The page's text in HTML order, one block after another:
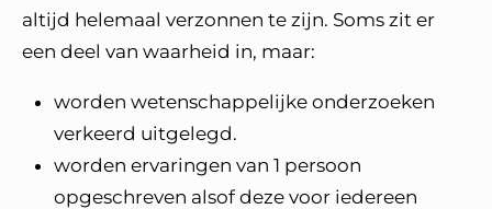
altijd helemaal verzonnen te zijn. Soms zit er
een deel van waarheid in, maar:
worden wetenschappelijke onderzoeken
verkeerd uitgelegd.
worden ervaringen van 1 persoon
opgeschreven alsof deze voor iedereen